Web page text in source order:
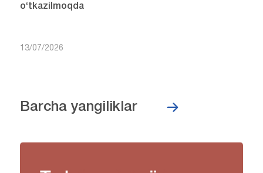
o‘tkazilmoqda
13/07/2026
Barcha yangiliklar